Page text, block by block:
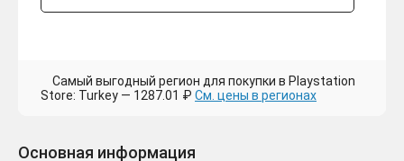
Самый выгодный регион для покупки в Playstation
Store: Turkey — 1287.01 ₽ См. цены в регионах
Основная информация